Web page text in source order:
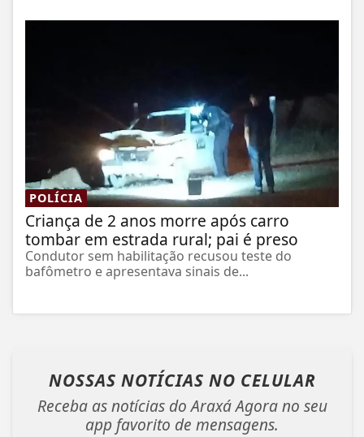
POLÍCIA
Criança de 2 anos morre após carro
tombar em estrada rural; pai é preso
Condutor sem habilitação recusou teste do
bafômetro e apresentava sinais de...
NOSSAS NOTÍCIAS NO CELULAR
Receba as notícias do Araxá Agora no seu
app favorito de mensagens.